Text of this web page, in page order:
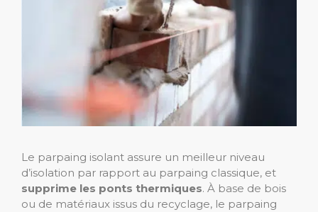
Le parpaing isolant assure un meilleur niveau
d’isolation par rapport au parpaing classique, et
supprime les ponts thermiques. À base de bois
ou de matériaux issus du recyclage, le parpaing